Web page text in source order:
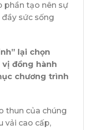
phần tạo nên sự
sức sống
lại chọn
vị đồng hành
chương trình
thun của chúng
vải cao cấp,